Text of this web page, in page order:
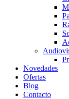
Novedades
Ofertas
Blog
Contacto